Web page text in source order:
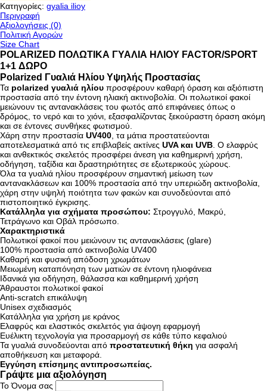
Κατηγορίες: gyalia ilioy
Περιγραφή
Αξιολογήσεις (0)
Πολιτική Αγορών
Size Chart
POLARIZED ΠΟΛΩΤΙΚΑ ΓΥΑΛΙΑ ΗΛΙΟΥ FACTOR/SPORT
1+1 ΔΩΡΟ
Polarized Γυαλιά Ηλίου Υψηλής Προστασίας
Τα polarized γυαλιά ηλίου προσφέρουν καθαρή όραση και αξιόπιστη
προστασία από την έντονη ηλιακή ακτινοβολία. Οι πολωτικοί φακοί
μειώνουν τις αντανακλάσεις του φωτός από επιφάνειες όπως ο
δρόμος, το νερό και το χιόνι, εξασφαλίζοντας ξεκούραστη όραση ακόμη
και σε έντονες συνθήκες φωτισμού.
Χάρη στην προστασία UV400 , τα μάτια προστατεύονται
αποτελεσματικά από τις επιβλαβείς ακτίνες UVA και UVB . Ο ελαφρύς
και ανθεκτικός σκελετός προσφέρει άνεση για καθημερινή χρήση,
οδήγηση, ταξίδια και δραστηριότητες σε εξωτερικούς χώρους.
Όλα τα γυαλιά ηλίου προσφέρουν σημαντική μείωση των
αντανακλάσεων και 100% προστασία από την υπεριώδη ακτινοβολία,
χάρη στην υψηλή ποιότητα των φακών και συνοδεύονται από
πιστοποιητικό έγκρισης.
Κατάλληλα για σχήματα προσώπου: Στρογγυλό, Μακρύ,
Τετράγωνο και Οβάλ πρόσωπο.
Χαρακτηριστικά
Πολωτικοί φακοί που μειώνουν τις αντανακλάσεις (glare)
100% προστασία από ακτινοβολία UV400
Καθαρή και φυσική απόδοση χρωμάτων
Μειωμένη καταπόνηση των ματιών σε έντονη ηλιοφάνεια
Ιδανικά για οδήγηση, θάλασσα και καθημερινή χρήση
Άθραυστοι πολωτικοί φακοί
Anti-scratch επικάλυψη
Unisex σχεδιασμός
Κατάλληλα για χρήση με κράνος
Ελαφρύς και ελαστικός σκελετός για άψογη εφαρμογή
Ευέλικτη τεχνολογία για προσαρμογή σε κάθε τύπο κεφαλιού
Τα γυαλιά συνοδεύονται από προστατευτική θήκη για ασφαλή
αποθήκευση και μεταφορά.
Εγγύηση επίσημης αντιπροσωπείας.
Γράψτε μια αξιολόγηση
Το Όνομα σας